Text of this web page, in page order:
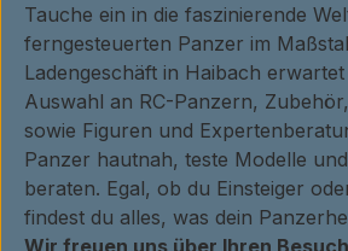
Tauche ein in die faszinierende
ferngesteuerten Panzer im
Ladengeschäft in Haibach
Auswahl an RC-Panzern,
sowie Figuren und
Panzer hautnah, teste Modelle
beraten. Egal, ob du Einsteiger
findest du alles, was dein
Wir freuen uns über Ihren